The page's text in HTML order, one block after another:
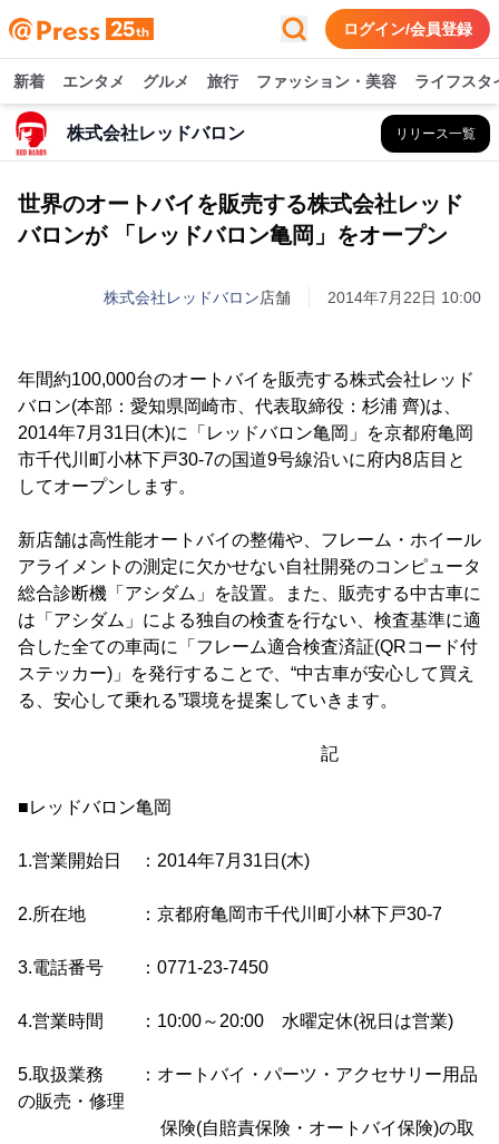
ログイン/会員登録
新着 エンタメ グルメ 旅行 ファッション・美容 ライフスタ
株式会社レッドバロン リリース一覧
世界のオートバイを販売する株式会社レッド
バロンが 「レッドバロン亀岡」をオープン
株式会社レッドバロン店舗 2014年7月22日 10:00
年間約100,000台のオートバイを販売する株式会社レッド
バロン(本部：愛知県岡崎市、代表取締役：杉浦 齊)は、
2014年7月31日(木)に「レッドバロン亀岡」を京都府亀岡
市千代川町小林下戸30-7の国道9号線沿いに府内8店目と
してオープンします。
新店舗は高性能オートバイの整備や、フレーム・ホイール
アライメントの測定に欠かせない自社開発のコンピュータ
総合診断機「アシダム」を設置。また、販売する中古車に
は「アシダム」による独自の検査を行ない、検査基準に適
合した全ての車両に「フレーム適合検査済証(QRコード付
ステッカー)」を発行することで、“中古車が安心して買え
る、安心して乗れる”環境を提案していきます。
記
■レッドバロン亀岡
1.営業開始日 ：2014年7月31日(木)
2.所在地 ：京都府亀岡市千代川町小林下戸30-7
3.電話番号 ：0771-23-7450
4.営業時間 ：10:00～20:00 水曜定休(祝日は営業)
5.取扱業務 ：オートバイ・パーツ・アクセサリー用品
の販売・修理
保険(自賠責保険・オートバイ保険)の取